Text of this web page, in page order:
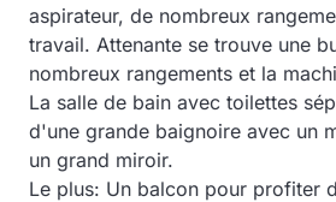
aspirateur, de nombreux
travail. Attenante se trouve une
nombreux rangements et la
La salle de bain avec toilettes
d'une grande baignoire avec un
un grand miroir.
Le plus: Un balcon pour profiter